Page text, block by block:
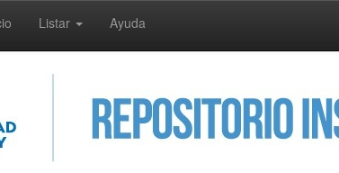
Listar Ayuda